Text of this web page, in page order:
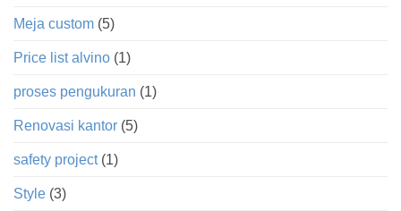
Meja custom (5)
Price list alvino (1)
proses pengukuran (1)
Renovasi kantor (5)
safety project(1)
Style (3)